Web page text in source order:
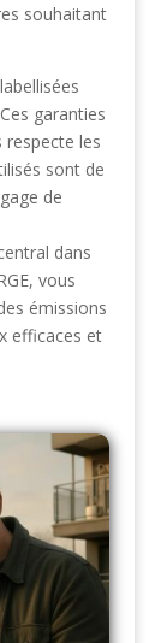
souhaitant
garanties
respecte les
sont de
de
dans
vous
émissions
efficaces et